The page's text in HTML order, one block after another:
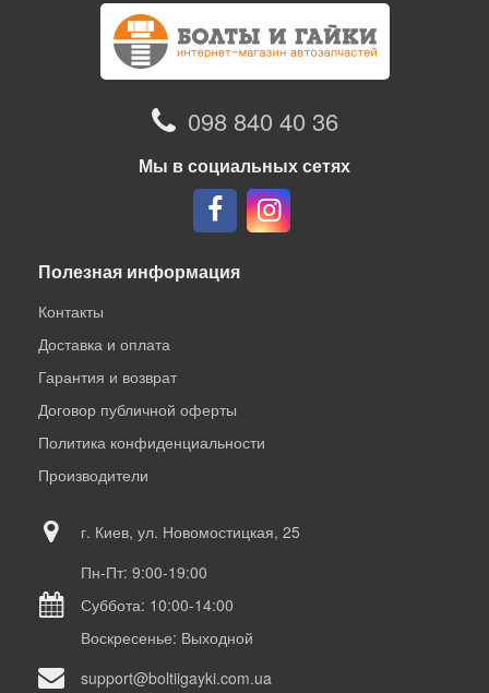
098 840 40 36
Мы в социальных сетях
Полезная информация
Контакты
Доставка и оплата
Гарантия и возврат
Договор публичной оферты
Политика конфиденциальности
Производители
г. Киев, ул. Новомостицкая, 25
Пн-Пт: 9:00-19:00
Суббота: 10:00-14:00
Воскресенье: Выходной
support@boltiigayki.com.ua